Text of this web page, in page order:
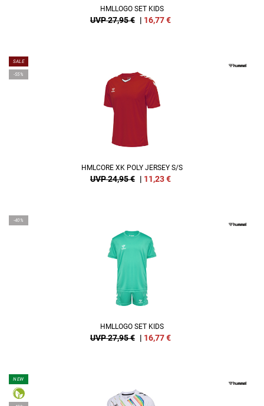
HMLLOGO SET KIDS
UVP 27,95 € | 16,77€
SALE
-55%
HMLCORE XK POLY JERSEY S/S
UVP 24,95 € | 11,23€
-40%
HMLLOGO SET KIDS
UVP 27,95 € | 16,77€
NEW